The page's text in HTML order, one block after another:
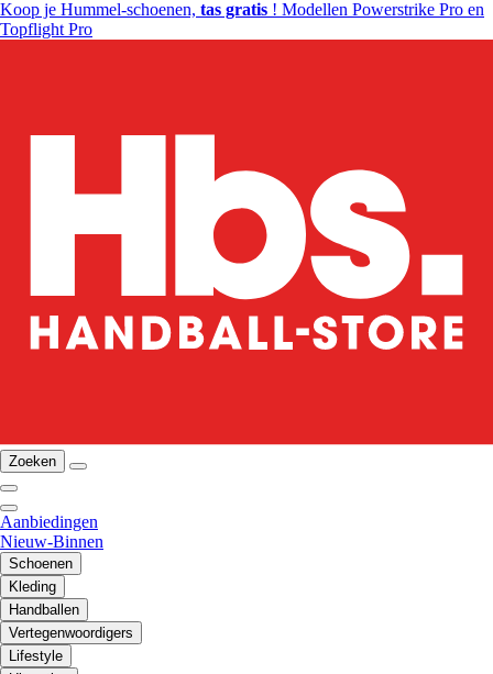
Koop je Hummel-schoenen, tas gratis ! Modellen Powerstrike Pro en
Topflight Pro
Zoeken
Aanbiedingen
Nieuw-Binnen
Schoenen
Kleding
Handballen
Vertegenwoordigers
Lifestyle